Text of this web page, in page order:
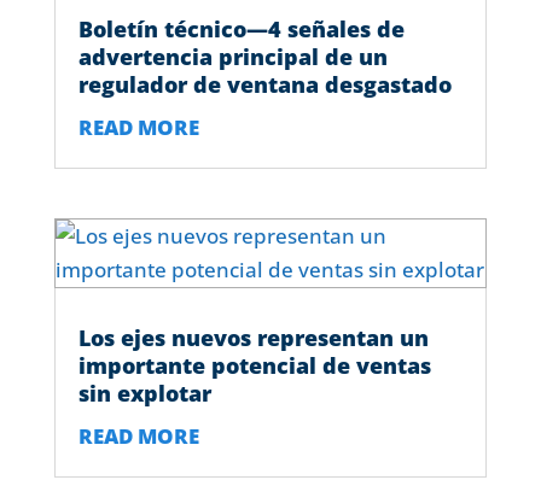
Boletín técnico—4 señales de
advertencia principal de un
regulador de ventana desgastado
READ MORE
Los ejes nuevos representan un
importante potencial de ventas
sin explotar
READ MORE